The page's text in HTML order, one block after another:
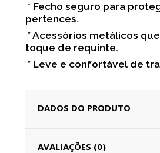
* Fecho seguro para
pertences.
* Acessórios metálicos
toque de requinte.
* Leve e confortável de
DADOS DO PRODUTO
AVALIAÇÕES (0)